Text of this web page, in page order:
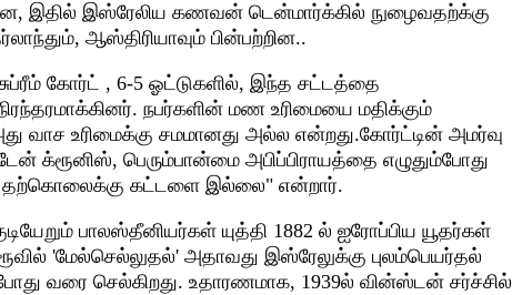
இதில் இஸ்ரேலிய கணவன் டென்மார்க்கில் நுழைவதற்க்கு
ஆஸ்திரியாவும் பின்பற்றின..
கோர்ட் , 6-5 ஓட்டுகளில், இந்த சட்டத்தை
நபர்களின் மண உரிமையை மதிக்கும்
வாச உரிமைக்கு சமமானது அல்ல என்றது.கோர்ட்டின் அமர்வு
க்ரூனிஸ், பெரும்பான்மை அபிப்பிராயத்தை எழுதும்போது
தற்கொலைக்கு கட்டளை இல்லை" என்றார்.
பாலஸ்தீனியர்கள் யுத்தி 1882 ல் ஐரோப்பிய யூதர்கள்
'மேல்செல்லுதல்' அதாவது இஸ்ரேலுக்கு புலம்பெயர்தல்
வரை செல்கிறது. உதாரணமாக, 1939ல் வின்ஸ்டன் சர்ச்சில்